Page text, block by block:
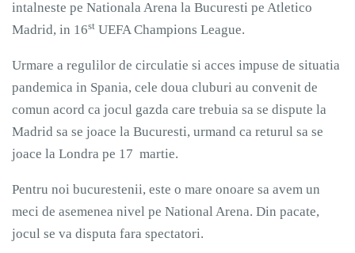
intalneste pe Nationala Arena la Bucuresti pe Atletico
Madrid, in 16st UEFA Champions League.
Urmare a regulilor de circulatie si acces impuse de situatia
pandemica in Spania, cele doua cluburi au convenit de
comun acord ca jocul gazda care trebuia sa se dispute la
Madrid sa se joace la Bucuresti, urmand ca returul sa se
joace la Londra pe 17 martie.
Pentru noi bucurestenii, este o mare onoare sa avem un
meci de asemenea nivel pe National Arena. Din pacate,
jocul se va disputa fara spectatori.